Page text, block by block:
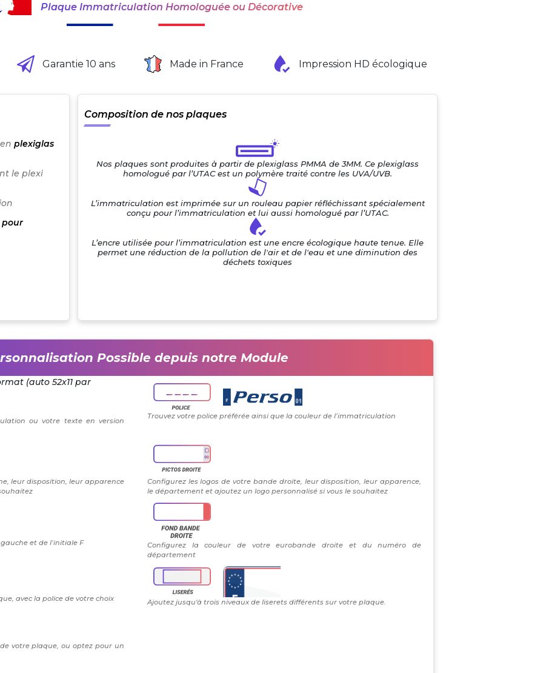
Plaque Immatriculation Homologuée ou Décorative
Garantie 10 ans Made in France Impression HD écologique
plexiglas
le plexi
pour
Composition de nos plaques
Nos plaques sont produites à partir de plexiglass PMMA de 3MM. Ce plexiglass
homologué par l’UTAC est un polymère traité contre les UVA/UVB.
L’immatriculation est imprimée sur un rouleau papier réfléchissant spécialement
conçu pour l’immatriculation et lui aussi homologué par l’UTAC.
L’encre utilisée pour l’immatriculation est une encre écologique haute tenue. Elle
permet une réduction de la pollution de l'air et de l'eau et une diminution des
déchets toxiques
Possible depuis notre Module
(auto 52x11 par
ou votre texte en version
Trouvez votre police préférée ainsi que la couleur de l’immatriculation
leur disposition, leur apparence
Configurez les logos de votre bande droite, leur disposition, leur apparence,
le département et ajoutez un logo personnalisé si vous le souhaitez
et de l’initiale F
Configurez la couleur de votre eurobande droite et du numéro de
département
avec la police de votre choix Ajoutez jusqu'à trois niveaux de liserets différents sur votre plaque.
votre plaque, ou optez pour un